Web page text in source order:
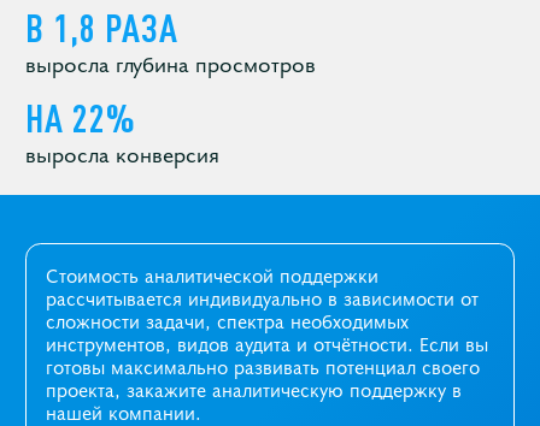
В 1,8 РАЗА
выросла глубина просмотров
НА 22%
выросла конверсия
Стоимость аналитической поддержки
рассчитывается индивидуально в зависимости от
сложности задачи, спектра необходимых
инструментов, видов аудита и отчётности. Если вы
готовы максимально развивать потенциал своего
проекта, закажите аналитическую поддержку в
нашей компании.